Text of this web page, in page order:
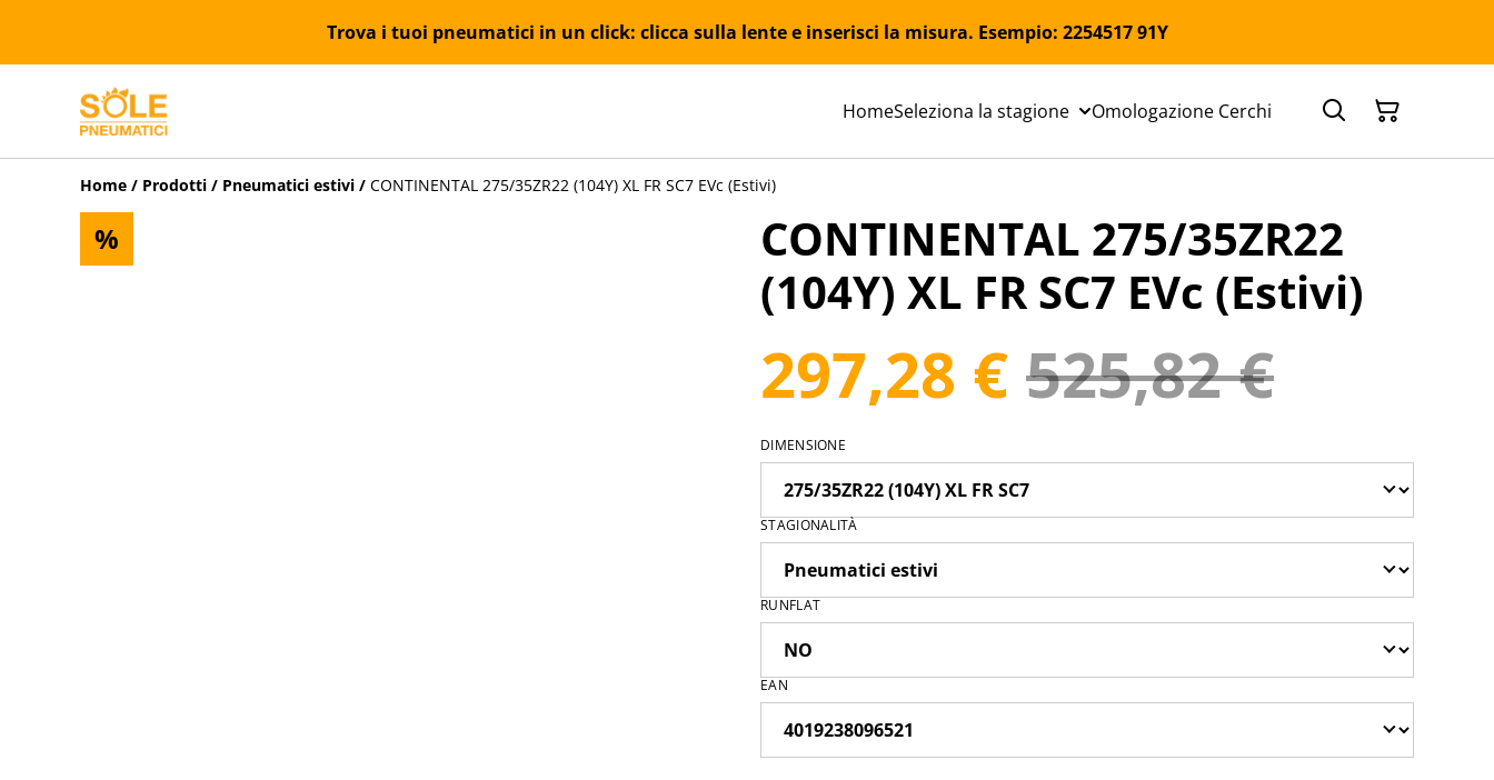
Trova i tuoi pneumatici in un click: clicca sulla lente e inserisci la misura. Esempio: 2254517 91Y
HomeSeleziona la stagione Omologazione Cerchi
Home / Prodotti / Pneumatici estivi / CONTINENTAL 275/35ZR22 (104Y) XL FR SC7 EVc (Estivi)
%
CONTINENTAL 275/35ZR22
(104Y) XL FR SC7 EVc (Estivi)
297,28 € 525,82 €
DIMENSIONE
STAGIONALITÀ
RUNFLAT
EAN